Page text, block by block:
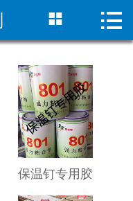
首页
资质荣誉
新闻资讯
产品展示
行业动态
 
保温钉专用胶